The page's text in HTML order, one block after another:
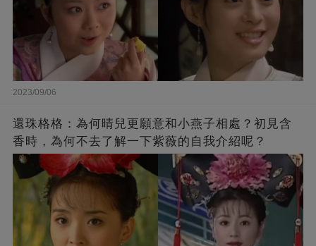
2023/09/06
還珠格格：為何晴兒更願意和小燕子相處？初見含
香時，為何不去了解一下紫薇的自我介紹呢？